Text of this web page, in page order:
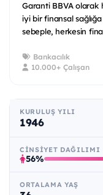
Garanti BBVA olarak
iyi bir finansal
sebeple, herkesin
Bankacılık
10.000+ Çalışan
KURULUŞ YILI
1946
CINSIYET DAĞILIMI
56%
ORTALAMA YAŞ